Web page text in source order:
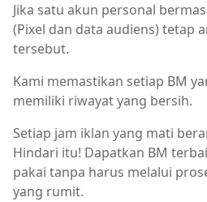
Jika satu akun personal
(Pixel dan data audiens) tetap
tersebut.
Kami memastikan setiap BM
memiliki riwayat yang bersih.
Setiap jam iklan yang mati
Hindari itu! Dapatkan BM
pakai tanpa harus melalui
yang rumit.